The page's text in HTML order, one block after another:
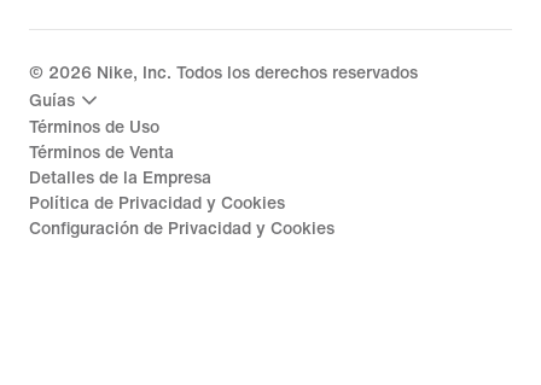
© 2026 Nike, Inc. Todos los derechos reservados
Guías
Términos de Uso
Términos de Venta
Detalles de la Empresa
Política de Privacidad y Cookies
Configuración de Privacidad y Cookies